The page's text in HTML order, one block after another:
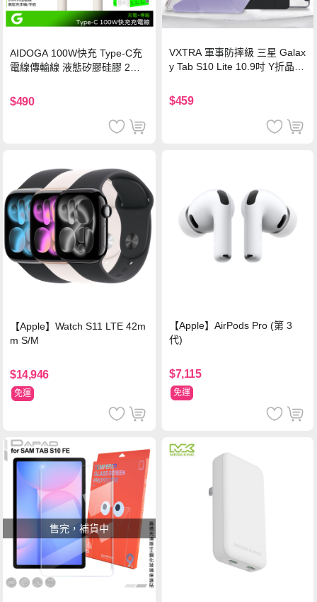
AIDOGA 100W快充 Type-C充
電線傳輸線 液態矽膠硅膠 2M
$490
VXTRA 軍事防摔級 三星 Galax
y Tab S10 Lite 10.9吋 Y折晶透
$459
【Apple】Watch S11 LTE 42m
m S/M
$14,946
免運
【Apple】AirPods Pro (第 3
代)
$7,115
免運
售完，補貨中